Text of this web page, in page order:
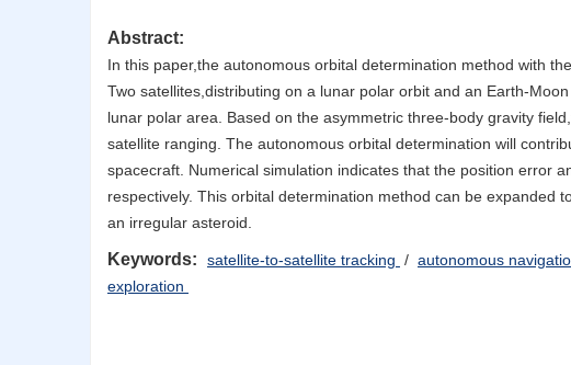
Abstract:
In this paper,the autonomous orbital determination method with
Two satellites,distributing on a lunar polar orbit and an Earth-
lunar polar area. Based on the asymmetric three-body gravity
satellite ranging. The autonomous orbital determination will
spacecraft. Numerical simulation indicates that the position error
respectively. This orbital determination method can be expanded
an irregular asteroid.
Keywords: satellite-to-satellite tracking / autonomous
exploration